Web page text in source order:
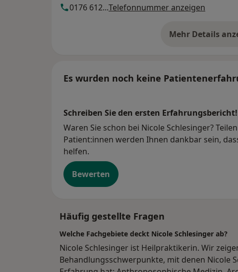
0176 612...Telefonnummer anzeigen
Mehr Detailsüber
Es wurden noch keine
Schreiben Sie den ersten Erfahrungsbericht!
Waren Sie schon bei Nicole Schlesinger?
Patient:innen werden Ihnen dankbar sein,
helfen.
Bewerten
Häufig gestellte Fragen
Welche Fachgebiete deckt Nicole Schlesinger ab?
Nicole Schlesinger ist Heilpraktikerin. Wir
Behandlungsschwerpunkte, mit denen Nicole